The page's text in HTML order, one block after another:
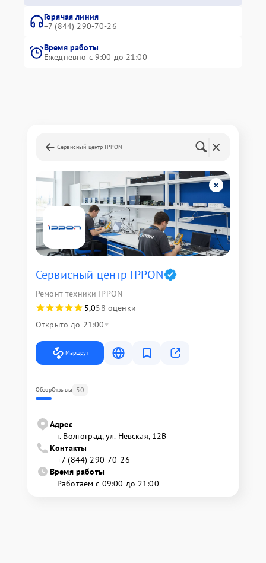
Горячая линия
+7 (844) 290-70-26
Время работы
Ежедневно с 9:00 до 21:00
Сервисный центр IPPON
Сервисный центр IPPON
Ремонт техники IPPON
5,058 оценки
Открыто до 21:00
Маршрут
ОбзорОтзывы 50
Адрес
г. Волгоград, ул. Невская, 12В
Контакты
+7 (844) 290-70-26
Время работы
Работаем с 09:00 до 21:00